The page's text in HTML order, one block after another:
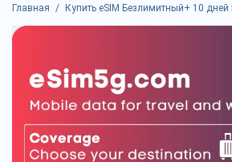
Главная / Купить eSIM Безлимитный+ 10